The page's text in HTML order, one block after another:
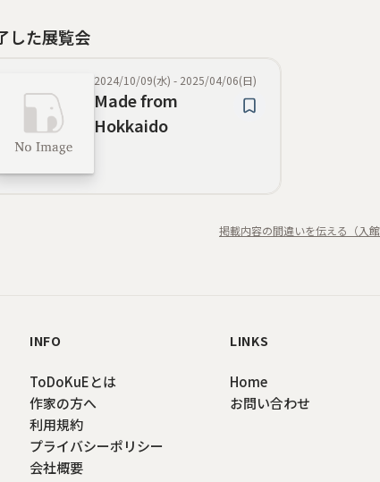
した展覧会
2024/10/09(水) - 2025/04/06(日)
Made from
Hokkaido
掲載内容の間違いを伝える（入館
INFO
ToDoKuEとは
作家の方へ
利用規約
プライバシーポリシー
会社概要
LINKS
Home
お問い合わせ